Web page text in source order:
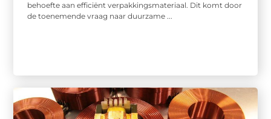
behoefte aan efficiënt verpakkingsmateriaal. Dit komt door
de toenemende vraag naar duurzame ...